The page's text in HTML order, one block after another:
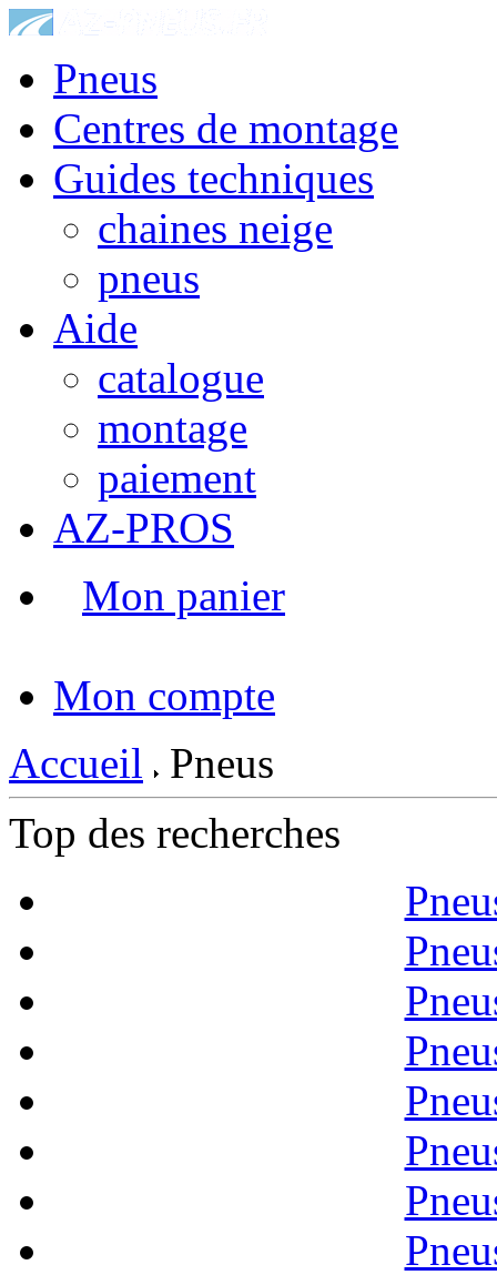
Pneus
Centres de montage
Guides techniques
chaines neige
pneus
Aide
catalogue
montage
paiement
AZ-PROS
Mon panier
Mon compte
Accueil
Pneus
Top des recherches